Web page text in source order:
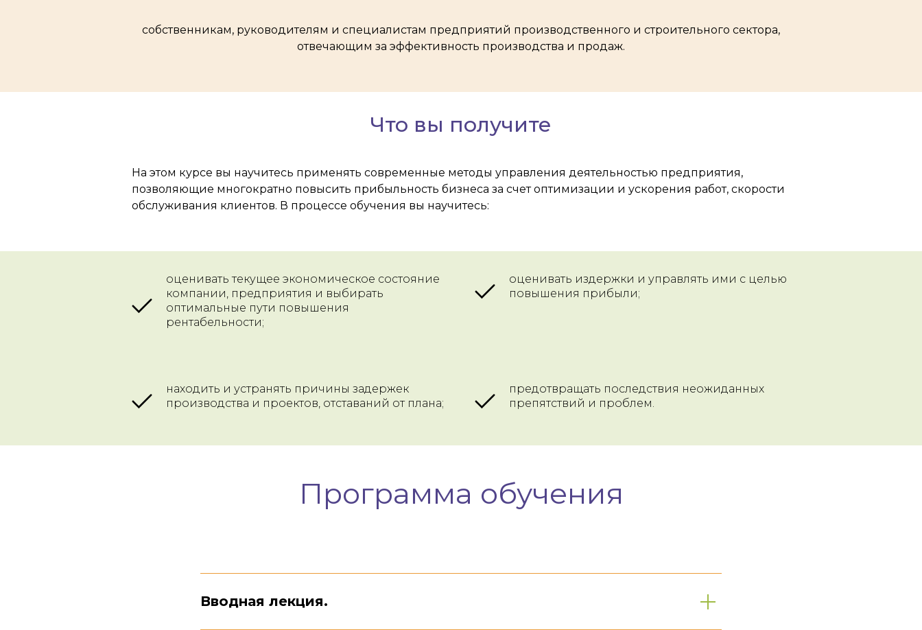
собственникам, руководителям и специалистам предприятий производственного и строительного сектора,
отвечающим за эффективность производства и продаж.
Что вы получите
На этом курсе вы научитесь применять современные методы управления деятельностью предприятия,
позволяющие многократно повысить прибыльность бизнеса за счет оптимизации и ускорения работ, скорости
обслуживания клиентов. В процессе обучения вы научитесь:
оценивать текущее экономическое состояние
компании, предприятия и выбирать
оптимальные пути повышения
рентабельности;
оценивать издержки и управлять ими с целью
повышения прибыли;
находить и устранять причины задержек
производства и проектов, отставаний от плана;
предотвращать последствия неожиданных
препятствий и проблем.
Программа обучения
Вводная лекция.